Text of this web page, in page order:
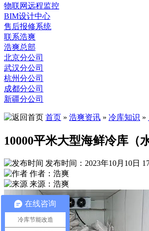
物联网远程监控
BIM设计中心
售后报修系统
联系浩爽
浩爽总部
北京分公司
武汉分公司
杭州分公司
成都分公司
新疆分公司
首页 » 浩爽资讯 » 冷库知识 »
10000平米大型海鲜冷库（
发布时间：2023年10月10日
作者：浩爽
来源：浩爽
在线咨询
冷库节能改造